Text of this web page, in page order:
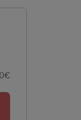
dos